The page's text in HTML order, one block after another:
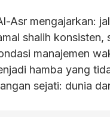
Asr mengajarkan:
shalih konsisten,
manajemen
hamba yang
sejati: dunia